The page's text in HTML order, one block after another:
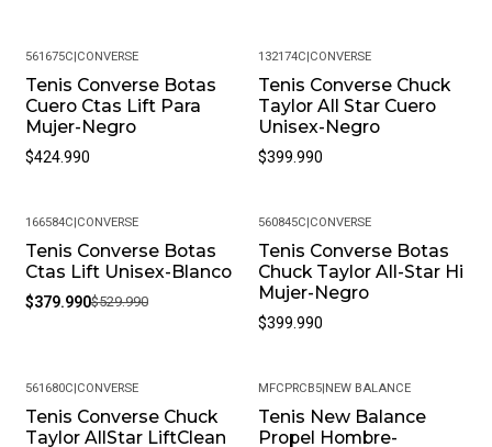
561675C CONVERSE
Tenis Converse Botas
Cuero Ctas Lift Para
Mujer-Negro
$424.990
132174C CONVERSE
Tenis Converse Chuck
Taylor All Star Cuero
Unisex-Negro
$399.990
-28%
166584C CONVERSE
Tenis Converse Botas
Ctas Lift Unisex-Blanco
$379.990$529.990
560845C CONVERSE
Tenis Converse Botas
Chuck Taylor All-Star Hi
Mujer-Negro
$399.990
561680C CONVERSE
Tenis Converse Chuck
Taylor AllStar LiftClean
-10%
MFCPRCB5 NEW BALANCE
Tenis New Balance
Propel Hombre-